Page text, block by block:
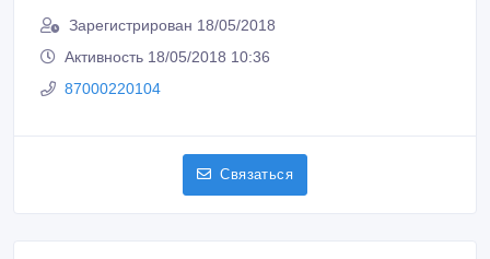
Зарегистрирован 18/05/2018
Активность 18/05/2018 10:36
87000220104
Связаться